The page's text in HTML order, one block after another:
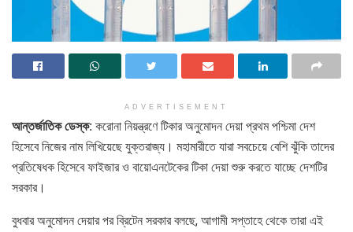
ADVERTISEMENT
আন্তর্জাতিক ডেস্ক: করোনা নিয়ন্ত্রণে টিকার অনুমোদন দেয়া প্রথম পশ্চিমা দেশ
হিসেবে নিজের নাম লিখিয়েছে যুক্তরাজ্য। মহামারীতে যারা সবচেয়ে বেশি ঝুঁকি তাদের
প্রতিষেধক হিসেবে ফাইজার ও বায়োএনটেকের টিকা দেয়া শুরু করতে যাচ্ছে দেশটির
সরকার।
বুধবার অনুমোদন দেয়ার পর ব্রিটেন সরকার বলছে, আগামী সপ্তাহে থেকে তারা এই